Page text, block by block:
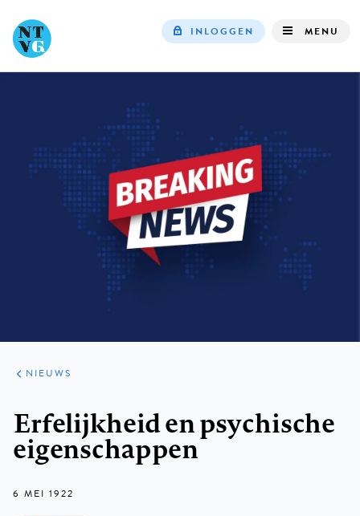
INLOGGEN MENU
ARTIKELEN
HET
KORT
NIEUWS
Erfelijkheid en psychische
eigenschappen
6 MEI 1922